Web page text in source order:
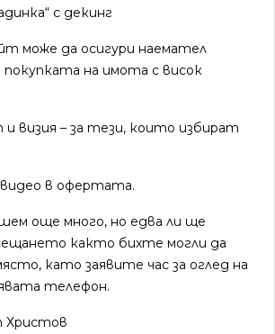
с декинг
може да осигури наемател
на имота с висок
визия – за тези, които избират
в офертата.
още много, но едва ли ще
както бихте могли да
като заявите час за оглед на
телефон.
Христов